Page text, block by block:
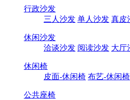
行政沙发
三人沙发 单人沙发 真皮
休闲沙发
洽谈沙发 阅读沙发 大厅
休闲椅
皮面-休闲椅 布艺-休闲椅
公共座椅